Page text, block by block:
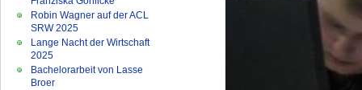
Robin Wagner auf der ACL
SRW 2025
Lange Nacht der Wirtschaft
2025
Bachelorarbeit von Lasse
Broer